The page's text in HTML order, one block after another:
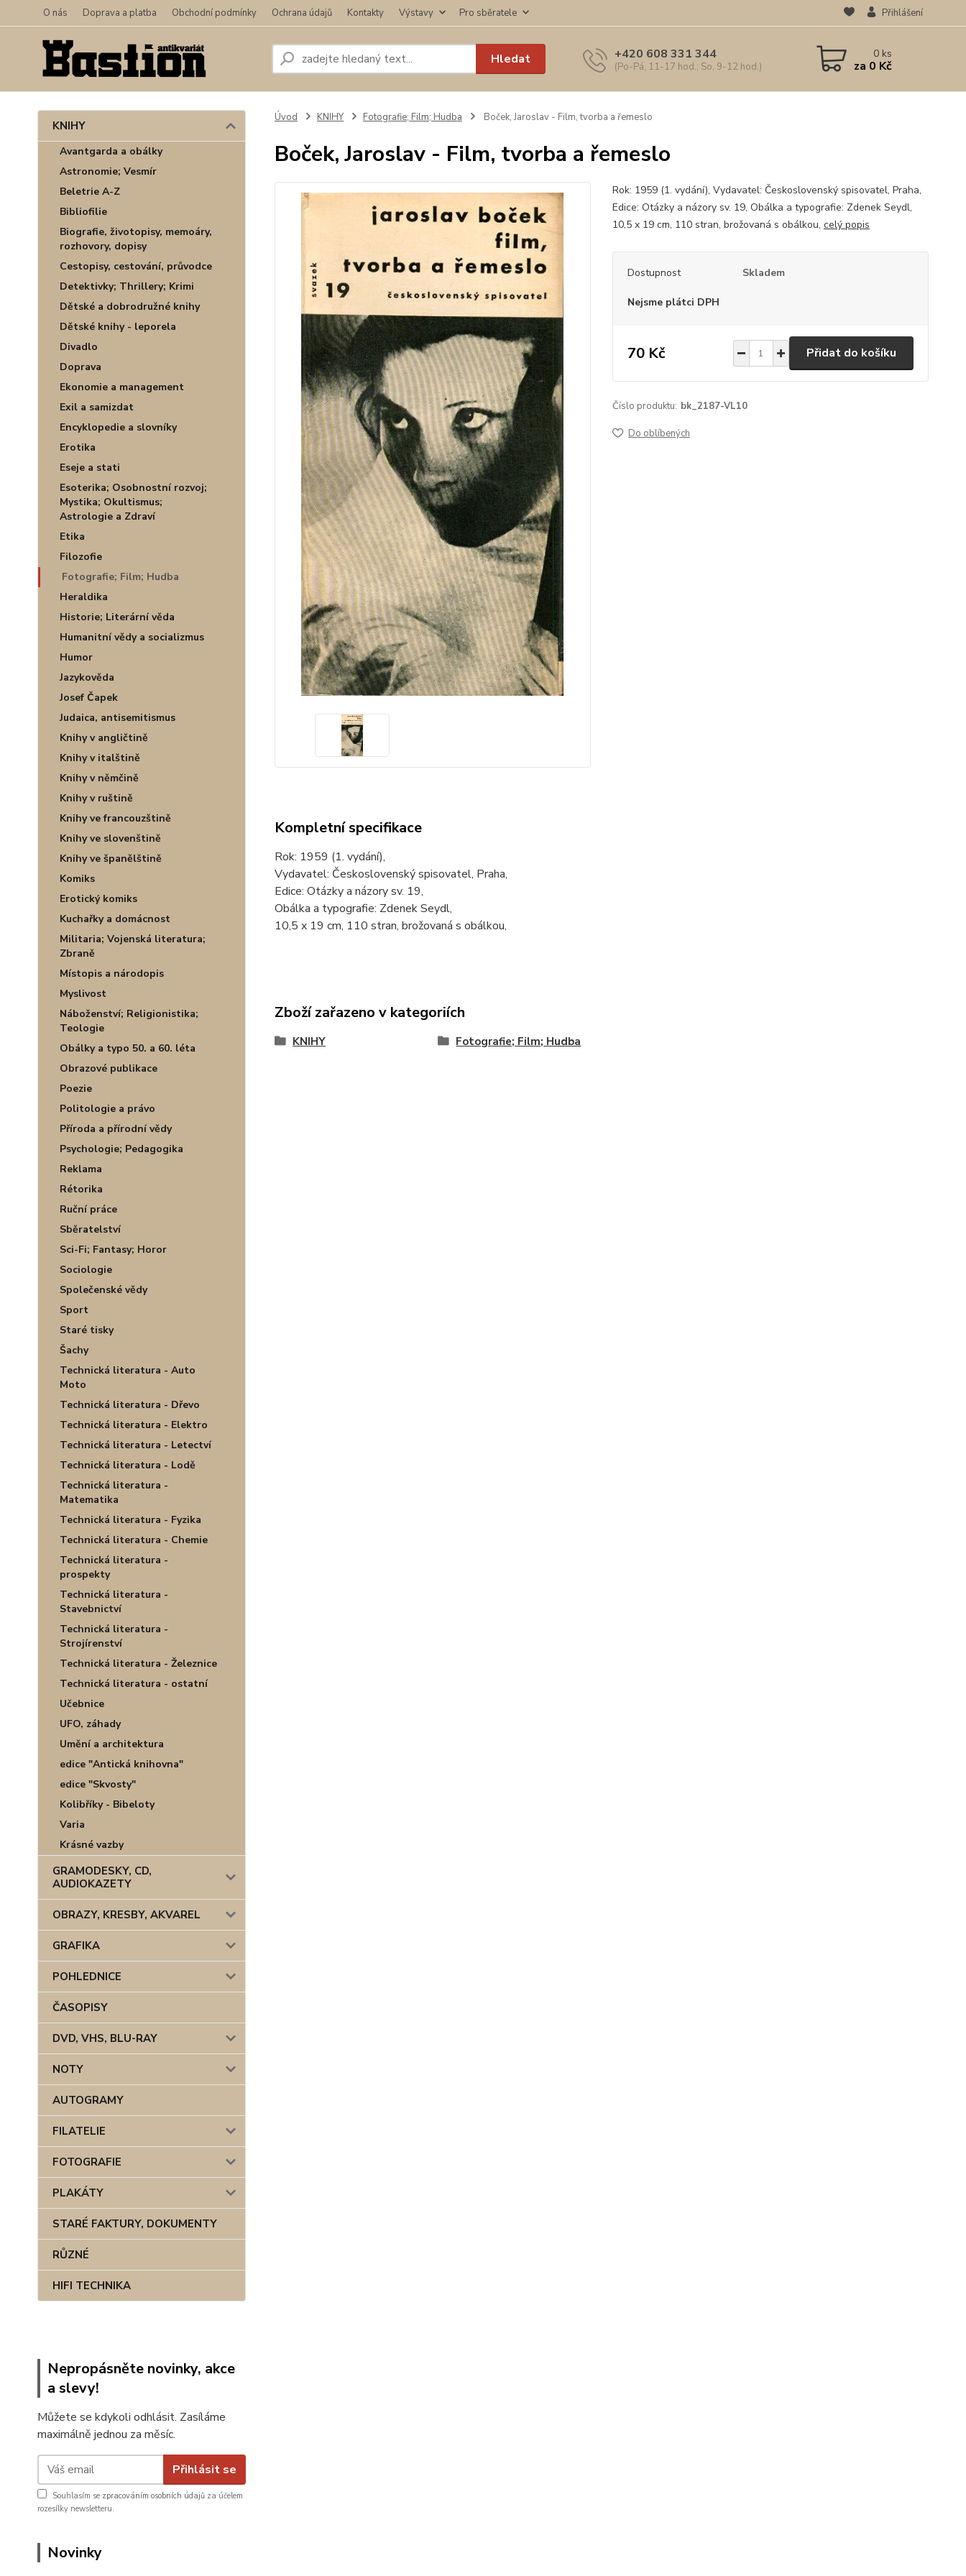
O nás Doprava a platba Obchodní podmínky Ochrana údajů Kontakty Výstavy Pro sběratele Přihlášení
Hledat +420 608 331 344
(Po-Pá, 11-17 hod.; So, 9-12 hod.)
0ks
za 0 Kč
KNIHY
Avantgarda a obálky
Astronomie; Vesmír
Beletrie A-Z
Bibliofilie
Biografie, životopisy, memoáry,
rozhovory, dopisy
Cestopisy, cestování, průvodce
Detektivky; Thrillery; Krimi
Dětské a dobrodružné knihy
Dětské knihy - leporela
Divadlo
Doprava
Ekonomie a management
Exil a samizdat
Encyklopedie a slovníky
Erotika
Eseje a stati
Esoterika; Osobnostní rozvoj;
Mystika; Okultismus;
Astrologie a Zdraví
Etika
Filozofie
Fotografie; Film; Hudba
Heraldika
Historie; Literární věda
Humanitní vědy a socializmus
Humor
Jazykověda
Josef Čapek
Judaica, antisemitismus
Knihy v angličtině
Knihy v italštině
Knihy v němčině
Knihy v ruštině
Knihy ve francouzštině
Knihy ve slovenštině
Knihy ve španělštině
Komiks
Erotický komiks
Kuchařky a domácnost
Militaria; Vojenská literatura;
Zbraně
Místopis a národopis
Myslivost
Náboženství; Religionistika;
Teologie
Obálky a typo 50. a 60. léta
Obrazové publikace
Poezie
Politologie a právo
Příroda a přírodní vědy
Psychologie; Pedagogika
Reklama
Rétorika
Ruční práce
Sběratelství
Sci-Fi; Fantasy; Horor
Sociologie
Společenské vědy
Sport
Staré tisky
Šachy
Technická literatura - Auto
Moto
Technická literatura - Dřevo
Technická literatura - Elektro
Technická literatura - Letectví
Technická literatura - Lodě
Technická literatura -
Matematika
Technická literatura - Fyzika
Technická literatura - Chemie
Technická literatura -
prospekty
Technická literatura -
Stavebnictví
Technická literatura -
Strojírenství
Technická literatura - Železnice
Technická literatura - ostatní
Učebnice
UFO, záhady
Umění a architektura
edice "Antická knihovna"
edice "Skvosty"
Kolibříky - Bibeloty
Varia
Krásné vazby
GRAMODESKY, CD,
AUDIOKAZETY
OBRAZY, KRESBY, AKVAREL
GRAFIKA
POHLEDNICE
ČASOPISY
DVD, VHS, BLU-RAY
NOTY
AUTOGRAMY
FILATELIE
FOTOGRAFIE
PLAKÁTY
STARÉ FAKTURY, DOKUMENTY
RŮZNÉ
HIFI TECHNIKA
Nepropásněte novinky, akce
a slevy!
Můžete se kdykoli odhlásit. Zasíláme
maximálně jednou za měsíc.
Přihlásit se
Souhlasím se zpracováním osobních údajů za účelem
rozesílky newsletteru.
Novinky
Úvod KNIHY Fotografie; Film; Hudba Boček, Jaroslav - Film, tvorba a řemeslo
Boček, Jaroslav - Film, tvorba a řemeslo
Rok: 1959 (1. vydání), Vydavatel: Československý spisovatel, Praha,
Edice: Otázky a názory sv. 19, Obálka a typografie: Zdenek Seydl,
10,5 x 19 cm, 110 stran, brožovaná s obálkou, celý popis
Dostupnost Skladem
Nejsme plátci DPH
70 Kč Přidat do košíku
Číslo produktu: bk_2187-VL10
Do oblíbených
Kompletní specifikace
Rok: 1959 (1. vydání),
Vydavatel: Československý spisovatel, Praha,
Edice: Otázky a názory sv. 19,
Obálka a typografie: Zdenek Seydl,
10,5 x 19 cm, 110 stran, brožovaná s obálkou,
Zboží zařazeno v kategoriích
KNIHY Fotografie; Film; Hudba